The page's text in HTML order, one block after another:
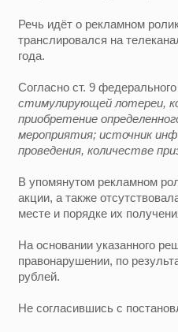
Речь идёт о рекламном
транслировался на
года.
Согласно ст. 9
стимулирующей лотереи,
приобретение
мероприятия; источник
проведения, количестве
В упомянутом рекламном
акции, а также
месте и порядке их
На основании указанного
правонарушении, по
рублей.
Не согласившись с